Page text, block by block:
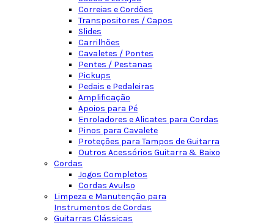
Correias e Cordões
Transpositores / Capos
Slides
Carrilhões
Cavaletes / Pontes
Pentes / Pestanas
Pickups
Pedais e Pedaleiras
Amplificação
Apoios para Pé
Enroladores e Alicates para Cordas
Pinos para Cavalete
Proteções para Tampos de Guitarra
Outros Acessórios Guitarra & Baixo
Cordas
Jogos Completos
Cordas Avulso
Limpeza e Manutenção para
Instrumentos de Cordas
Guitarras Clássicas